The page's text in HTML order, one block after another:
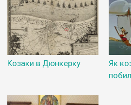
Козаки в Дюнкерку
Як